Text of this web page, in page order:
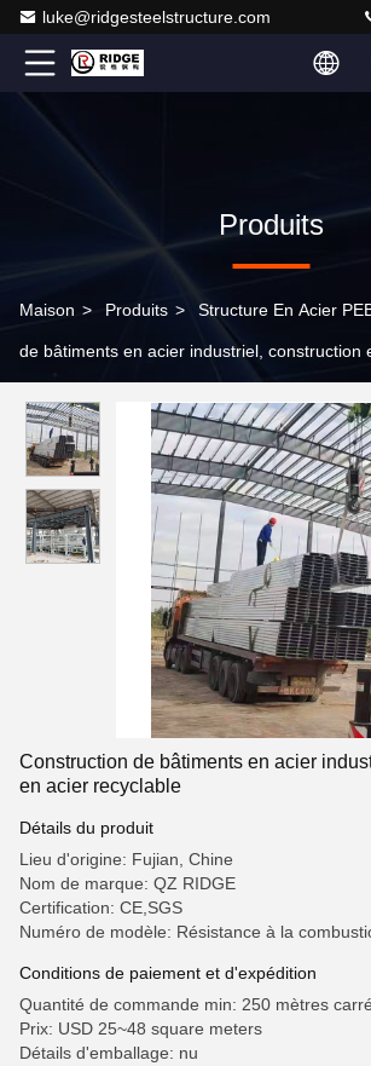
luke@ridgesteelstructure.com
Produits
Maison > Produits > Structure En Acier
de bâtiments en acier industriel, construction
Construction de bâtiments en acier
en acier recyclable
Détails du produit
Lieu d'origine: Fujian, Chine
Nom de marque: QZ RIDGE
Certification: CE,SGS
Numéro de modèle: Résistance à la
Conditions de paiement et d'expédition
Quantité de commande min: 250 mètres
Prix: USD 25~48 square meters
Détails d'emballage: nu